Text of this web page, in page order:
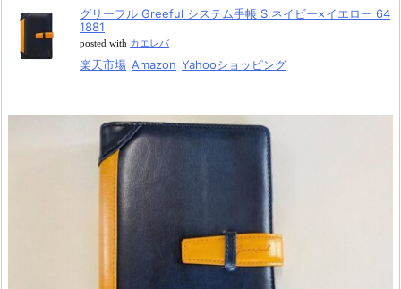
グリーフル Greeful システム手帳 S ネイビー×イエロー 64
1881
posted with カエレバ
楽天市場 Amazon Yahooショッピング